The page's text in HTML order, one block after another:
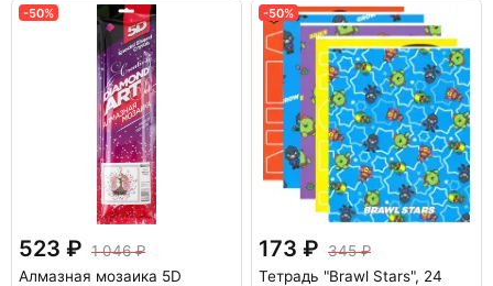
-50%
523
1 046
Алмазная мозаика 5D
-50%
173
345
Тетрадь "Brawl Stars", 24